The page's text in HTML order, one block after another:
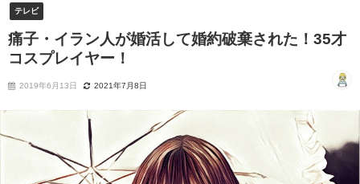
テレビ
痛子・イラン人が婚活して婚約破棄された！35才
コスプレイヤー！
2019年6月13日 2021年7月8日